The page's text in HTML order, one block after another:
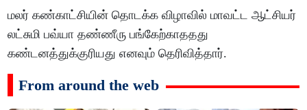
மலர் கண்காட்சியின் தொடக்க விழாவில் மாவட்ட ஆட்சியர்
லட்சுமி பவ்யா தண்ணீரு பங்கேற்காததது
கண்டனத்துக்குரியது எனவும் தெரிவித்தார்.
From around the web